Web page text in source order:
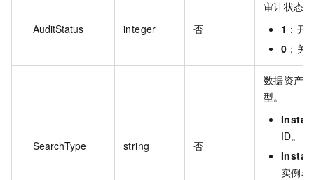
AuditStatus integer 否
审计状态
1 ：开
0 ：关
SearchType string 否
数据资产
型。
ID。
实例